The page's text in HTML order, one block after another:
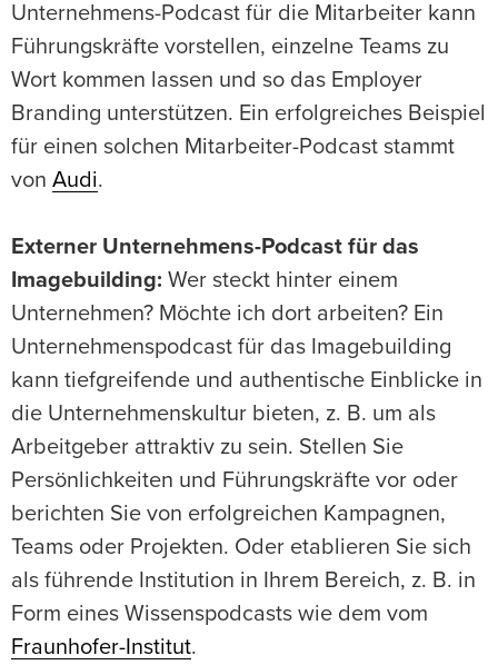
Unternehmens-Podcast für die Mitarbeiter kann
Führungskräfte vorstellen, einzelne Teams zu
Wort kommen lassen und so das Employer
Branding unterstützen. Ein erfolgreiches Beispiel
für einen solchen Mitarbeiter-Podcast stammt
von Audi.
Externer Unternehmens-Podcast für das
Imagebuilding: Wer steckt hinter einem
Unternehmen? Möchte ich dort arbeiten? Ein
Unternehmenspodcast für das Imagebuilding
kann tiefgreifende und authentische Einblicke in
die Unternehmenskultur bieten, z. B. um als
Arbeitgeber attraktiv zu sein. Stellen Sie
Persönlichkeiten und Führungskräfte vor oder
berichten Sie von erfolgreichen Kampagnen,
Teams oder Projekten. Oder etablieren Sie sich
als führende Institution in Ihrem Bereich, z. B. in
Form eines Wissenspodcasts wie dem vom
Fraunhofer-Institut.